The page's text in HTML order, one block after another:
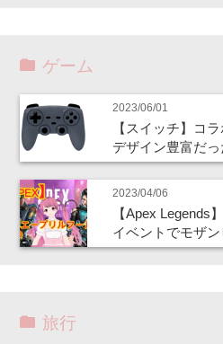
ゲーム
2023/06/01
【スイッチ】コ
デザイン豊富だっ
2023/04/06
【Apex Legends
イベントでモザ
旅行